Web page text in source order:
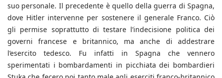
suo personale. Il precedente è quello della guerra di Spagna,
dove Hitler intervenne per sostenere il generale Franco. Ciò
gli permise soprattutto di testare l’indecisione politica dei
governi francese e britannico, ma anche di addestrare
l’esercito tedesco. Fu infatti in Spagna che vennero
sperimentati i bombardamenti in picchiata dei bombardieri